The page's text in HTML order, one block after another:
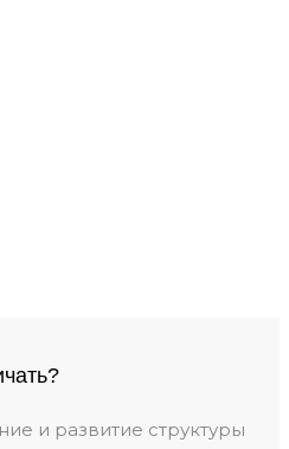
и развитие структуры